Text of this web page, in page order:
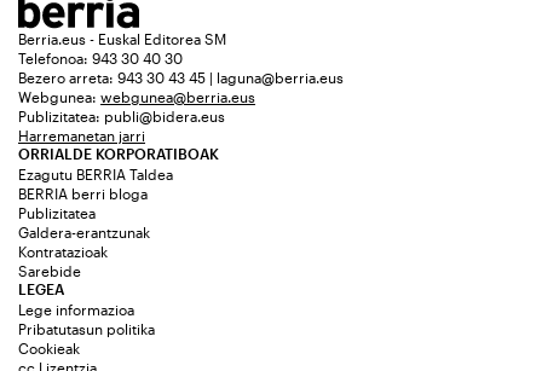
Berria.eus - Euskal Editorea SM
Telefonoa: 943 30 40 30
Bezero arreta: 943 30 43 45 | laguna@berria.eus
Webgunea: webgunea@berria.eus
Publizitatea: publi@bidera.eus
Harremanetan jarri
ORRIALDE KORPORATIBOAK
Ezagutu BERRIA Taldea
BERRIA berri bloga
Publizitatea
Galdera-erantzunak
Kontratazioak
Sarebide
LEGEA
Lege informazioa
Pribatutasun politika
Cookieak
cc Lizentzia